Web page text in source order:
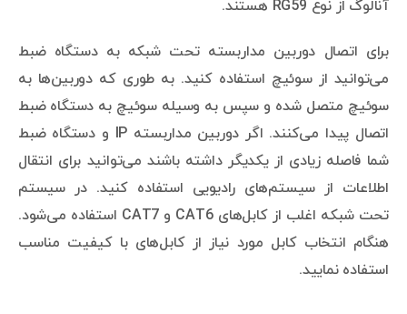
آنالوگ از نوع RG59 هستند.
برای اتصال دوربین مداربسته تحت شبکه به دستگاه ضبط
می‌توانید از سوئیچ استفاده کنید. به طوری که دوربین‌ها به
سوئیچ متصل شده و سپس به وسیله سوئیچ به دستگاه ضبط
اتصال پیدا می‌کنند. اگر دوربین مداربسته IP و دستگاه ضبط
شما فاصله زیادی از یکدیگر داشته باشند می‌توانید برای انتقال
اطلاعات از سیستم‌های رادیویی استفاده کنید. در سیستم
تحت شبکه اغلب از کابل‌های CAT6 و CAT7 استفاده می‌شود.
هنگام انتخاب کابل مورد نیاز از کابل‌های با کیفیت مناسب
استفاده نمایید.